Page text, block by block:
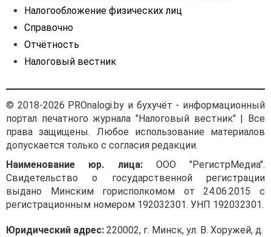
Налогообложение физических лиц
Справочно
Отчётность
Налоговый вестник
© 2018-2026 PROnalogi.by и бухучёт - информационный
портал печатного журнала "Налоговый вестник" | Все
права защищены. Любое использование материалов
допускается только с согласия редакции.
Наименование юр. лица:ООО "РегистрМедиа".
Свидетельство о государственной регистрации
выдано Минским горисполкомом от 24.06.2015 с
регистрационным номером 192032301. УНП 192032301.
Юридический адрес: 220002, г. Минск, ул. В. Хоружей, д.